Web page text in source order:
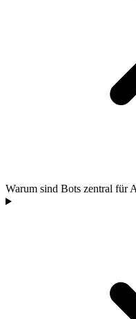
Warum sind Bots zentral für